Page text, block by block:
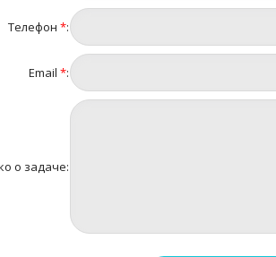
Телефон *:
Email *:
о задаче: